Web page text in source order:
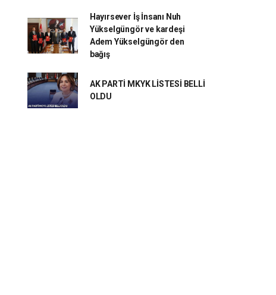
Hayırsever İş İnsanı Nuh
Yükselgüngör ve kardeşi
Adem Yükselgüngör den
bağış
AK PARTİ MKYK LİSTESİ BELLİ
OLDU